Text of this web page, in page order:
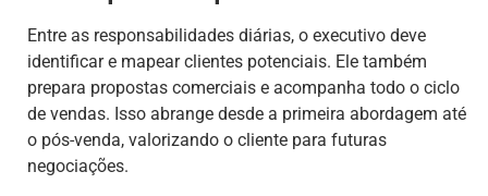
Entre as responsabilidades diárias, o executivo deve
identificar e mapear clientes potenciais. Ele também
prepara propostas comerciais e acompanha todo o ciclo
de vendas. Isso abrange desde a primeira abordagem até
o pós-venda, valorizando o cliente para futuras
negociações.